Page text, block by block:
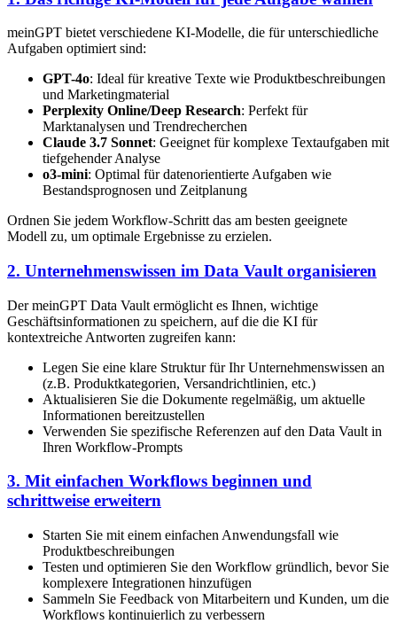
meinGPT bietet verschiedene KI-Modelle, die für unterschiedliche
Aufgaben optimiert sind:
GPT-4o: Ideal für kreative Texte wie Produktbeschreibungen
und Marketingmaterial
Perplexity Online/Deep Research: Perfekt für
Marktanalysen und Trendrecherchen
Claude 3.7 Sonnet: Geeignet für komplexe Textaufgaben mit
tiefgehender Analyse
o3-mini: Optimal für datenorientierte Aufgaben wie
Bestandsprognosen und Zeitplanung
Ordnen Sie jedem Workflow-Schritt das am besten geeignete
Modell zu, um optimale Ergebnisse zu erzielen.
2. Unternehmenswissen im Data Vault organisieren
Der meinGPT Data Vault ermöglicht es Ihnen, wichtige
Geschäftsinformationen zu speichern, auf die die KI für
kontextreiche Antworten zugreifen kann:
Legen Sie eine klare Struktur für Ihr Unternehmenswissen an
(z.B. Produktkategorien, Versandrichtlinien, etc.)
Aktualisieren Sie die Dokumente regelmäßig, um aktuelle
Informationen bereitzustellen
Verwenden Sie spezifische Referenzen auf den Data Vault in
Ihren Workflow-Prompts
3. Mit einfachen Workflows beginnen und
schrittweise erweitern
Starten Sie mit einem einfachen Anwendungsfall wie
Produktbeschreibungen
Testen und optimieren Sie den Workflow gründlich, bevor Sie
komplexere Integrationen hinzufügen
Sammeln Sie Feedback von Mitarbeitern und Kunden, um die
Workflows kontinuierlich zu verbessern